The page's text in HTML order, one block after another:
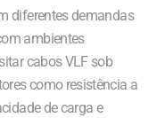
diferentes demandas
ambientes
cabos VLF sob
como resistência a
de carga e